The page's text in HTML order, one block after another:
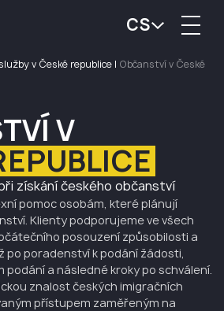
CS
v České republice | Občanství v České
V
získání českého občanství
pomoc osobám, které plánují
Klienty podporujeme ve všech
posouzení způsobilosti a
po poradenství k podání žádosti,
a následné kroky po schválení.
znalost českých imigračních
přístupem zaměřeným na